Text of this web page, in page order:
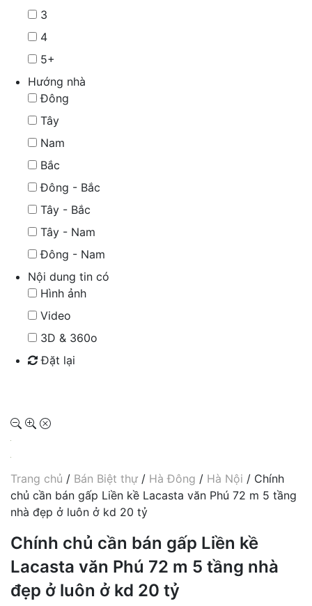
3
4
5+
Hướng nhà
Đông
Tây
Nam
Bắc
Đông - Bắc
Tây - Bắc
Tây - Nam
Đông - Nam
Nội dung tin có
Hình ảnh
Video
3D & 360o
Đặt lại
Trang chủ / Bán Biệt thự / Hà Đông / Hà Nội / Chính
chủ cần bán gấp Liền kề Lacasta văn Phú 72 m 5 tầng
nhà đẹp ở luôn ở kd 20 tỷ
Chính chủ cần bán gấp Liền kề
Lacasta văn Phú 72 m 5 tầng nhà
đẹp ở luôn ở kd 20 tỷ